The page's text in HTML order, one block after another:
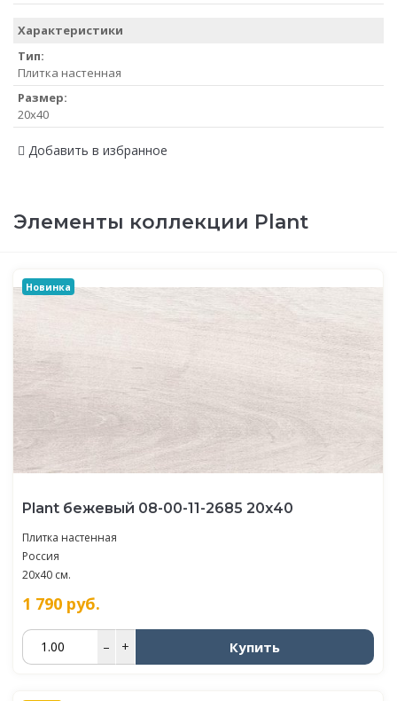
Характеристики
Тип:
Плитка настенная
Размер:
20x40
Добавить в избранное
Элементы коллекции Plant
Новинка
Plant бежевый 08-00-11-2685 20х40
Плитка настенная
Россия
20x40 см.
1 790 руб.
– + Купить